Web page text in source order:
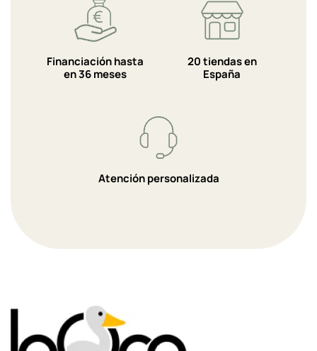
Financiación hasta
en 36 meses
20 tiendas en
España
Atención personalizada